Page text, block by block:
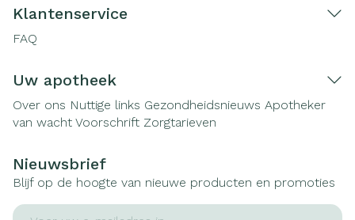
Klantenservice
FAQ
Uw apotheek
Over ons Nuttige links Gezondheidsnieuws Apotheker
van wacht Voorschrift Zorgtarieven
Nieuwsbrief
Blijf op de hoogte van nieuwe producten en promoties
E-mail adres